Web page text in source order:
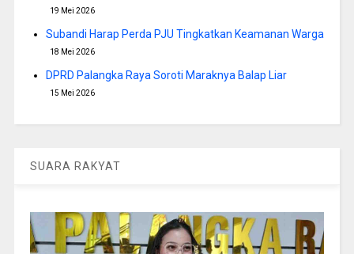
19 Mei 2026
Subandi Harap Perda PJU Tingkatkan Keamanan Warga
18 Mei 2026
DPRD Palangka Raya Soroti Maraknya Balap Liar
15 Mei 2026
SUARA RAKYAT